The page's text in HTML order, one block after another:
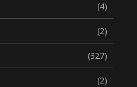
(4)
(2)
(327)
(2)